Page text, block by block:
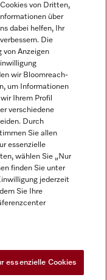
von Dritten,
über
dabei helfen, Ihr
Die
von Anzeigen
wir Bloomreach-
um Informationen
Ihrem Profil
verschiedene
Durch
Sie allen
essenzielle
wählen Sie „Nur
finden Sie unter
jederzeit
Sie Ihre
essenzielle Cookies